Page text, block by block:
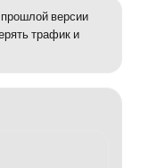
версии
трафик и